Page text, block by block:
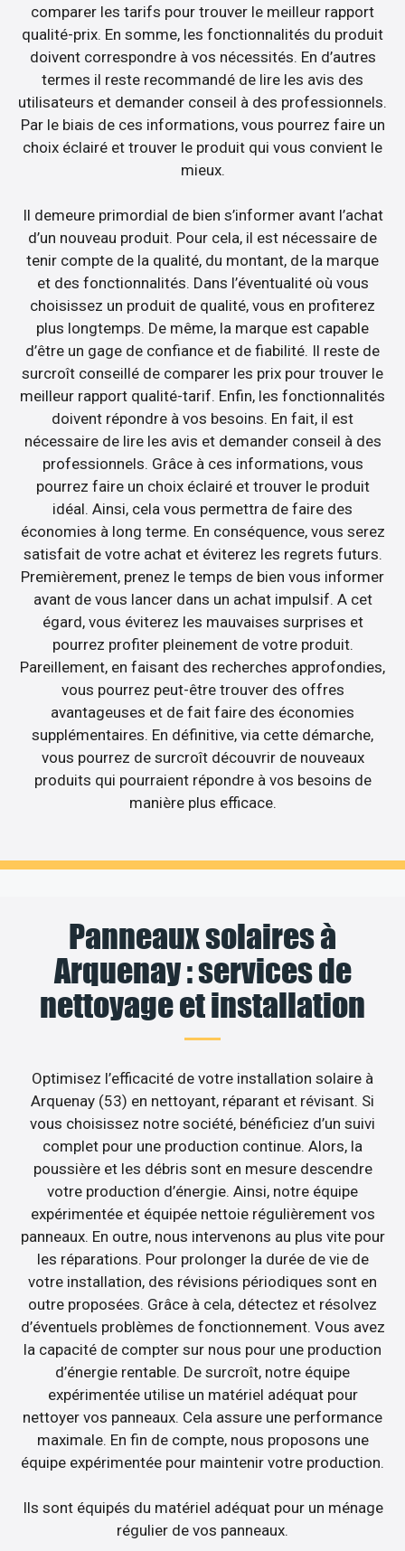
comparer les tarifs pour trouver le meilleur rapport
qualité-prix. En somme, les fonctionnalités du produit
doivent correspondre à vos nécessités. En d’autres
termes il reste recommandé de lire les avis des
utilisateurs et demander conseil à des professionnels.
Par le biais de ces informations, vous pourrez faire un
choix éclairé et trouver le produit qui vous convient le
mieux.
Il demeure primordial de bien s’informer avant l’achat
d’un nouveau produit. Pour cela, il est nécessaire de
tenir compte de la qualité, du montant, de la marque
et des fonctionnalités. Dans l’éventualité où vous
choisissez un produit de qualité, vous en profiterez
plus longtemps. De même, la marque est capable
d’être un gage de confiance et de fiabilité. Il reste de
surcroît conseillé de comparer les prix pour trouver le
meilleur rapport qualité-tarif. Enfin, les fonctionnalités
doivent répondre à vos besoins. En fait, il est
nécessaire de lire les avis et demander conseil à des
professionnels. Grâce à ces informations, vous
pourrez faire un choix éclairé et trouver le produit
idéal. Ainsi, cela vous permettra de faire des
économies à long terme. En conséquence, vous serez
satisfait de votre achat et éviterez les regrets futurs.
Premièrement, prenez le temps de bien vous informer
avant de vous lancer dans un achat impulsif. A cet
égard, vous éviterez les mauvaises surprises et
pourrez profiter pleinement de votre produit.
Pareillement, en faisant des recherches approfondies,
vous pourrez peut-être trouver des offres
avantageuses et de fait faire des économies
supplémentaires. En définitive, via cette démarche,
vous pourrez de surcroît découvrir de nouveaux
produits qui pourraient répondre à vos besoins de
manière plus efficace.
Panneaux solaires à
Arquenay : services de
nettoyage et installation
Optimisez l’efficacité de votre installation solaire à
Arquenay (53) en nettoyant, réparant et révisant. Si
vous choisissez notre société, bénéficiez d’un suivi
complet pour une production continue. Alors, la
poussière et les débris sont en mesure descendre
votre production d’énergie. Ainsi, notre équipe
expérimentée et équipée nettoie régulièrement vos
panneaux. En outre, nous intervenons au plus vite pour
les réparations. Pour prolonger la durée de vie de
votre installation, des révisions périodiques sont en
outre proposées. Grâce à cela, détectez et résolvez
d’éventuels problèmes de fonctionnement. Vous avez
la capacité de compter sur nous pour une production
d’énergie rentable. De surcroît, notre équipe
expérimentée utilise un matériel adéquat pour
nettoyer vos panneaux. Cela assure une performance
maximale. En fin de compte, nous proposons une
équipe expérimentée pour maintenir votre production.
Ils sont équipés du matériel adéquat pour un ménage
régulier de vos panneaux.